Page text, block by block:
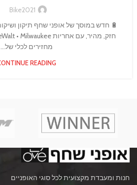
Bike2021
🔋 חדש במוסך של אופני שחף תיקון
מחזירים לכלי של...
READING
חנות ומעבדת מקצועית לכל סוגי האופניים